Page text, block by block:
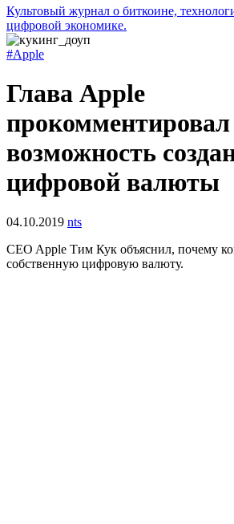
Культовый журнал о биткоине,
цифровой экономике.
#Apple
Глава Apple
прокомментировал
возможность
цифровой валюты
04.10.2019 nts
CEO Apple Тим Кук объяснил, почему
собственную цифровую валюту.